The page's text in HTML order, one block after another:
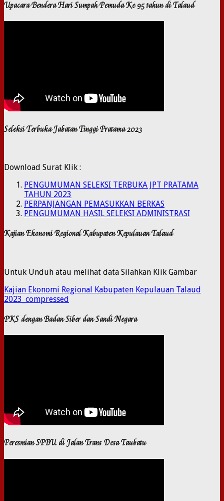
Upacara Bendera Hari Sumpah Pemuda Ke 95 tahun di Talaud
Seleksi Terbuka Jabatan Tinggi Pratama 2023
Download Surat Klik :
PENGUMUMAN SELEKSI TERBUKA JPT PRATAMA
TAHUN 2023
PERPANJANGAN PEMASUKKAN BERKAS
PENGUMUMAN HASIL SELEKSI ADMINISTRASI
Kajian Ekonomi Regional Kabupaten Kepulauan Talaud
Untuk Unduh atau melihat data Silahkan Klik Gambar
Kajian Ekonomi Regional Kabupaten Kepulauan Talaud
2023_compressed
PKS dengan Badan Siber dan Sandi Negara
Peresmian SPBU di Jalan Trans Desa Taubatu